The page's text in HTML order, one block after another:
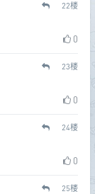
22楼
0
23楼
0
24楼
0
25楼